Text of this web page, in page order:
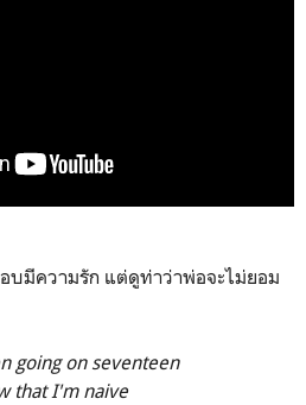
บมีความรัก แต่ดูท่าว่าพ่อจะไม่ยอม
going on seventeen
that I'm naive